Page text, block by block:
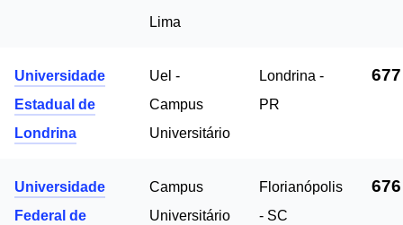
Lima
Universidade
Estadual de
Londrina
Uel -
Campus
Universitário
Londrina -
PR
677
Universidade
Federal de
Campus
Universitário
Florianópolis
- SC
676